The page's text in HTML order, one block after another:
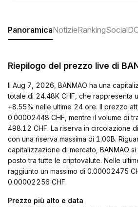
PanoramicaNotizieRankingSocial
Riepilogo del prezzo live di
Il Aug 7, 2026, BANMAO ha una
totale di 24.48K CHF, che rappresenta
+8.55% nelle ultime 24 ore. Il prezzo
0.00002448 CHF, mentre il volume di
498.12 CHF. La riserva in circolazione
con una riserva massima di 1.00B.
capitalizzazione di mercato, BANMAO
posto tra tutte le criptovalute. Nelle
raggiunto un massimo di 0.00002475
0.00002256 CHF.
Prezzo più alto e data